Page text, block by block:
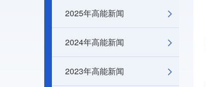
2025年高能新闻
2024年高能新闻
2023年高能新闻